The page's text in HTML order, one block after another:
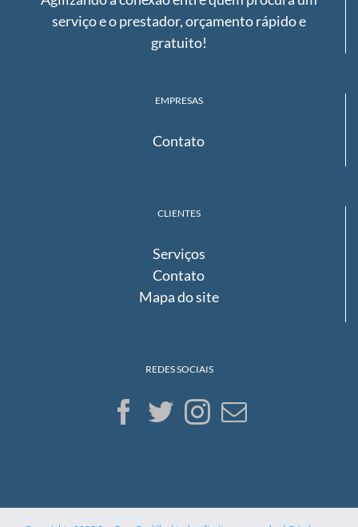
serviço e o prestador, orçamento rápido e
gratuito!
EMPRESAS
Contato
CLIENTES
Serviços
Contato
Mapa do site
REDES SOCIAIS